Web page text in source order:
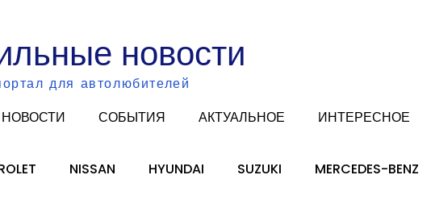
новости
для автолюбителей
НОВОСТИ СОБЫТИЯ АКТУАЛЬНОЕ ИНТЕРЕСНОЕ
NISSAN HYUNDAI SUZUKI MERCEDES-BENZ